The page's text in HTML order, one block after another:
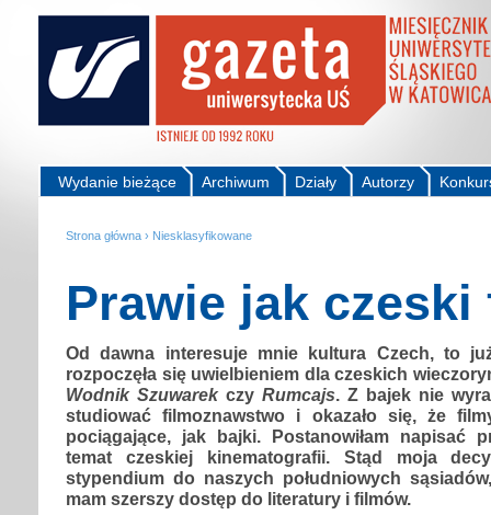
Autorzy
Działy
Archiwum
Wydanie bieżące
Strona główna › Niesklasyfikowane
Prawie jak czeski
Od dawna interesuje mnie kultura Czech, to
rozpoczęła się uwielbieniem dla czeskich
Wodnik Szuwarekczy Rumcajs . Z bajek nie
studiować filmoznawstwo i okazało się, że
pociągające, jak bajki. Postanowiłam napisać
temat czeskiej kinematografii. Stąd moja
stypendium do naszych południowych
mam szerszy dostęp do literatury i filmów.